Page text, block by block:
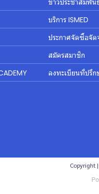
ข่าวประชาสัมพัน
บริการ ISMED
ประกาศจัดซื้อจัด
สมัครสมาชิก
ลงทะเบียนที่ปรึก
Copyright